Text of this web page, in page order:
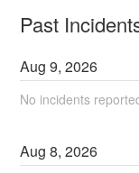
Past
Aug9,2026
No incidents
Aug8,2026